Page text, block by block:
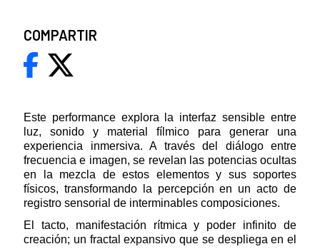
Este performance explora la interfaz sensible entre
luz, sonido y material fílmico para generar una
experiencia inmersiva. A través del diálogo entre
frecuencia e imagen, se revelan las potencias ocultas
en la mezcla de estos elementos y sus soportes
físicos, transformando la percepción en un acto de
registro sensorial de interminables composiciones.
El tacto, manifestación rítmica y poder infinito de
creación; un fractal expansivo que se despliega en el
COMPARTIR